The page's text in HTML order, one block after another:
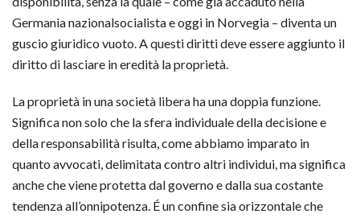
Germania nazionalsocialista e oggi in Norvegia – diventa un
guscio giuridico vuoto. A questi diritti deve essere aggiunto il
diritto di lasciare in eredità la proprietà.
La proprietà in una società libera ha una doppia funzione.
Significa non solo che la sfera individuale della decisione e
della responsabilità risulta, come abbiamo imparato in
quanto avvocati, delimitata contro altri individui, ma significa
anche che viene protetta dal governo e dalla sua costante
tendenza all’onnipotenza. É un confine sia orizzontale che